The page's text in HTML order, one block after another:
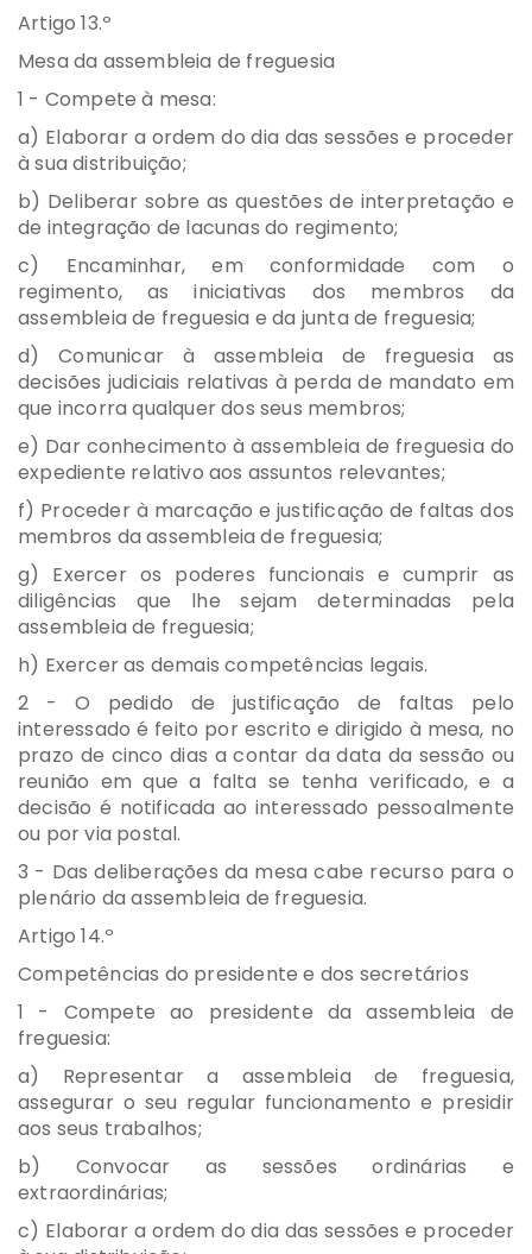
Artigo 13.º
Mesa da assembleia de freguesia
1 - Compete à mesa:
a) Elaborar a ordem do dia das sessões e proceder
à sua distribuição;
b) Deliberar sobre as questões de interpretação e
de integração de lacunas do regimento;
c) Encaminhar, em conformidade com o
regimento, as iniciativas dos membros da
assembleia de freguesia e da junta de freguesia;
d) Comunicar à assembleia de freguesia as
decisões judiciais relativas à perda de mandato em
que incorra qualquer dos seus membros;
e) Dar conhecimento à assembleia de freguesia do
expediente relativo aos assuntos relevantes;
f) Proceder à marcação e justificação de faltas dos
membros da assembleia de freguesia;
g) Exercer os poderes funcionais e cumprir as
diligências que lhe sejam determinadas pela
assembleia de freguesia;
h) Exercer as demais competências legais.
2 - O pedido de justificação de faltas pelo
interessado é feito por escrito e dirigido à mesa, no
prazo de cinco dias a contar da data da sessão ou
reunião em que a falta se tenha verificado, e a
decisão é notificada ao interessado pessoalmente
ou por via postal.
3 - Das deliberações da mesa cabe recurso para o
plenário da assembleia de freguesia.
Artigo 14.º
Competências do presidente e dos secretários
1 - Compete ao presidente da assembleia de
freguesia:
a) Representar a assembleia de freguesia,
assegurar o seu regular funcionamento e presidir
aos seus trabalhos;
b) Convocar as sessões ordinárias e
extraordinárias;
c) Elaborar a ordem do dia das sessões e proceder